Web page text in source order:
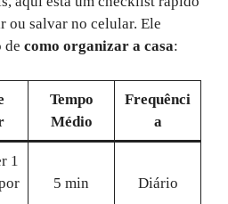
ou salvar no celular. Ele
de como organizar a casa:
Tempo
Médio
Frequênci
a
1
5 min Diário